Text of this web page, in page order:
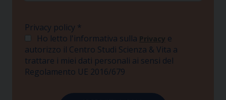
Privacy policy *
Ho letto l'informativa sulla Privacy e
autorizzo il Centro Studi Scienza & Vita a
trattare i miei dati personali ai sensi del
Regolamento UE 2016/679